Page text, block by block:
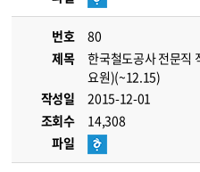
번호
80
제목
한국철도공사 전문직
요원)(~12.15)
작성일
2015-12-01
조회수
14,308
파일